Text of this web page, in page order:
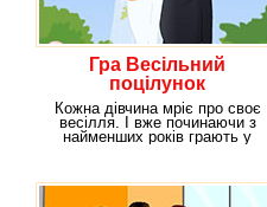
Гра Весільний
поцілунок
Кожна дівчина мріє про своє
весілля. І вже починаючи з
найменших років грають у